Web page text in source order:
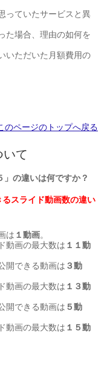
っていたサービスと異
た場合、理由の如何を
いただいた月額費用の
のページのトップへ戻る
て
」の違いは何ですか？
スライド動画数の違い
は １動画。
動画の最大数は １１動
開できる動画は ３動
動画の最大数は １３動
開できる動画は ５動
動画の最大数は １５動